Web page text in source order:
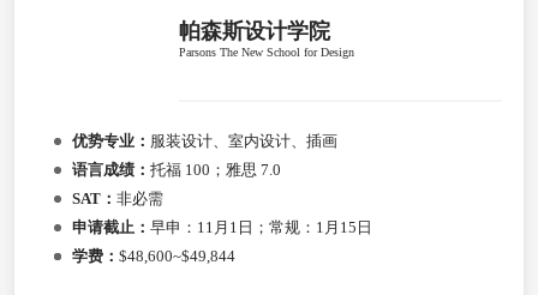
帕森斯设计学院
Parsons The New School for Design
优势专业： 服装设计、室内设计、插画
语言成绩： 托福 100；雅思 7.0
SAT： 非必需
申请截止： 早申：11月1日；常规：1月15日
学费： $48,600~$49,844